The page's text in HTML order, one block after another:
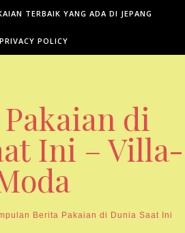
TERBAIK YANG ADA DI JEPANG
PRIVACY POLICY
di
Ini – Villa-
Berita Pakaian di Dunia Saat Ini